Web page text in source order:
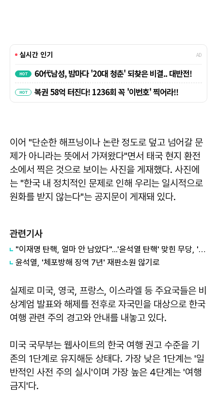
이어 "단순한 해프닝이나 논란 정도로 덮고 넘어갈 문
제가 아니라는 뜻에서 가져왔다"면서 태국 현지 환전
소에서 찍은 것으로 보이는 사진을 게재했다. 사진에
는 "한국 내 정치적인 문제로 인해 우리는 일시적으로
원화를 받지 않는다"는 공지문이 게재돼 있다.
관련기사
"이재명 탄핵, 얼마 안 남았다"...'윤석열 탄핵' 맞힌 무당, '성지글' 등장
윤석열, '체포방해 징역 7년' 재판소원 않기로
실제로 미국, 영국, 프랑스, 이스라엘 등 주요국들은 비
상계엄 발표와 해제를 전후로 자국민을 대상으로 한국
여행 관련 주의 경고와 안내를 내놓고 있다.
미국 국무부는 웹사이트의 한국 여행 권고 수준을 기
존의 1단계로 유지해둔 상태다. 가장 낮은 1단계는 '일
반적인 사전 주의 실시'이며 가장 높은 4단계는 '여행
금지'다.